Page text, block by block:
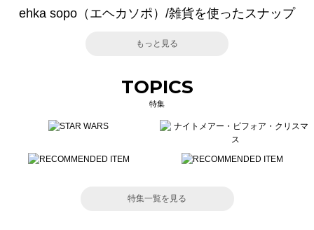
ehka sopo（エヘカソポ）/雑貨を使ったスナップ
もっと見る
TOPICS
特集
特集一覧を見る